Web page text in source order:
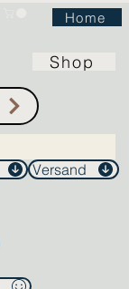
Home
Shop
Versand